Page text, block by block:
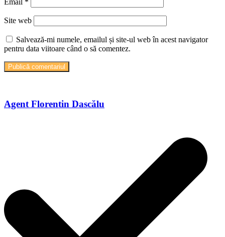
Email *
Site web
Salvează-mi numele, emailul și site-ul web în acest navigator
pentru data viitoare când o să comentez.
Agent Florentin Dascălu